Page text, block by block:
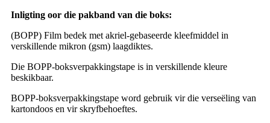
Inligting oor die pakband van die boks:
(BOPP) Film bedek met akriel-gebaseerde kleefmiddel in
verskillende mikron (gsm) laagdiktes.
Die BOPP-boksverpakkingstape is in verskillende kleure
beskikbaar.
BOPP-boksverpakkingstape word gebruik vir die verseëling van
kartondoos en vir skryfbehoeftes.